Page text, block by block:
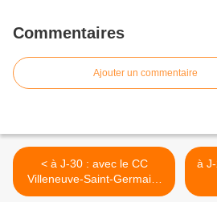
Commentaires
Ajouter un commentaire
< à J-30 : avec le CC
Villeneuve-Saint-Germain-
Soissons-Aisne
à